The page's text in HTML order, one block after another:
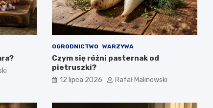
OGRODNICTWO WARZYWA
Czym się różni pasternak od
pietruszki?
12 lipca 2026 Rafał Malinowski